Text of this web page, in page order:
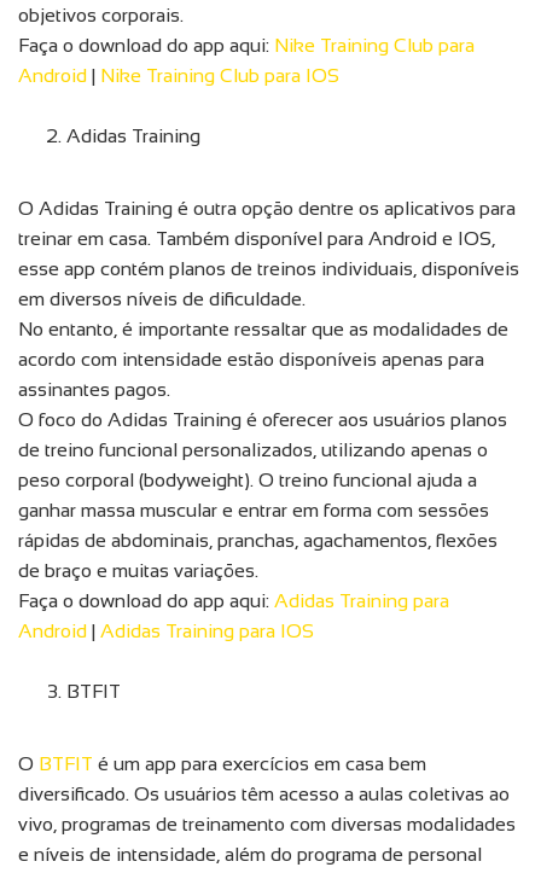
objetivos corporais.
Faça o download do app aqui: Nike Training Club para
Android | Nike Training Club para IOS
Adidas Training
O Adidas Training é outra opção dentre os aplicativos para
treinar em casa. Também disponível para Android e IOS,
esse app contém planos de treinos individuais, disponíveis
em diversos níveis de dificuldade.
No entanto, é importante ressaltar que as modalidades de
acordo com intensidade estão disponíveis apenas para
assinantes pagos.
O foco do Adidas Training é oferecer aos usuários planos
de treino funcional personalizados, utilizando apenas o
peso corporal (bodyweight). O treino funcional ajuda a
ganhar massa muscular e entrar em forma com sessões
rápidas de abdominais, pranchas, agachamentos, flexões
de braço e muitas variações.
Faça o download do app aqui: Adidas Training para
Android | Adidas Training para IOS
BTFIT
O BTFIT é um app para exercícios em casa bem
diversificado. Os usuários têm acesso a aulas coletivas ao
vivo, programas de treinamento com diversas modalidades
e níveis de intensidade, além do programa de personal